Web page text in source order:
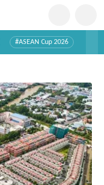
#ASEAN Cup 2026